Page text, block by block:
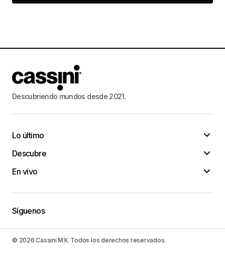
Descubriendo mundos desde 2021.
Lo último
Descubre
En vivo
Síguenos
© 2026 Cassini MX. Todos los derechos reservados.